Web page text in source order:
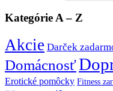
Kategórie A – Z
Akcie Darček
Domácnosť
Erotické pomôcky Fitness